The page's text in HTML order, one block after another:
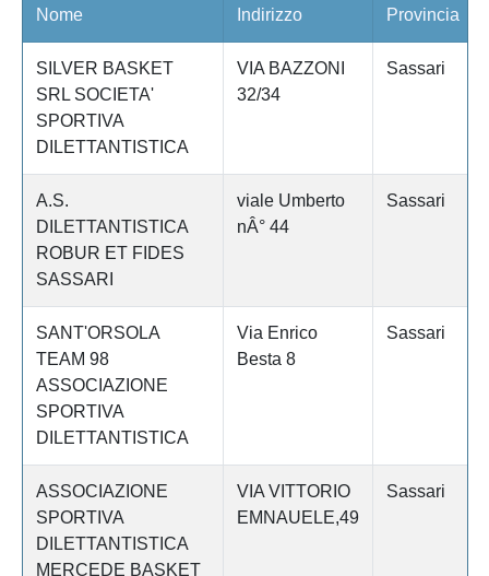
Nome Indirizzo Provincia
SILVER BASKET
SRL SOCIETA'
SPORTIVA
DILETTANTISTICA
VIA BAZZONI
32/34
Sassari
A.S.
DILETTANTISTICA
ROBUR ET FIDES
SASSARI
viale Umberto
nÂ° 44
Sassari
SANT'ORSOLA
TEAM 98
ASSOCIAZIONE
SPORTIVA
DILETTANTISTICA
Via Enrico
Besta 8
Sassari
ASSOCIAZIONE
SPORTIVA
DILETTANTISTICA
MERCEDE BASKET
VIA VITTORIO
EMNAUELE,49
Sassari